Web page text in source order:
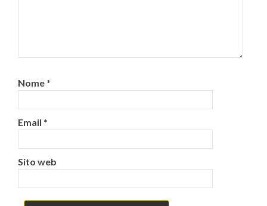
Nome *
Email *
Sito web